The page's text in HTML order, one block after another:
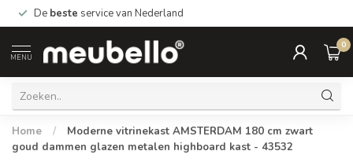
De beste service van Nederland
MENU
0
Home /
Moderne vitrinekast AMSTERDAM 180 cm zwart
goud dammen glazen metalen highboard kast - 43532